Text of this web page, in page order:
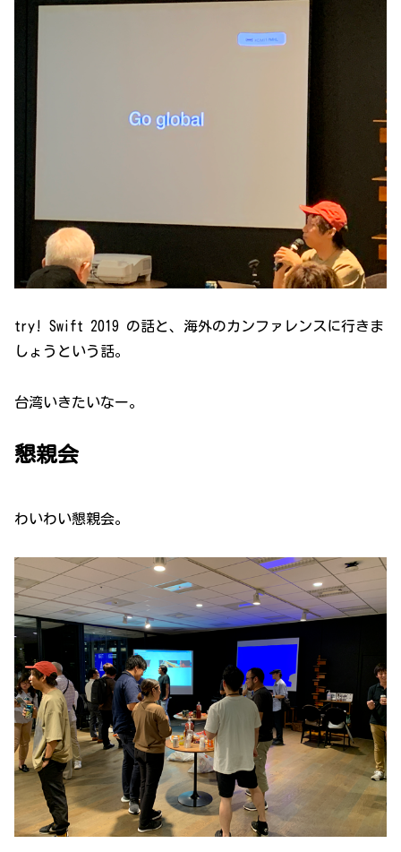
try! Swift 2019 の話と、海外のカンファレンスに行きま
しょうという話。
台湾いきたいなー。
懇親会
わいわい懇親会。